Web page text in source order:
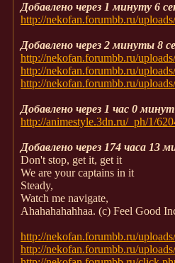
Добавлено через 1 минуту 6
http://nekofan.forumbb.ru/
Добавлено через 2 минуты 8
http://nekofan.forumbb.ru/
http://nekofan.forumbb.ru/
http://nekofan.forumbb.ru/
Добавлено через 1 час 0
http://animestyle.3dn.ru/_ph/1/
Добавлено через 174 часа 13
Don't stop, get it, get it
We are your captains in it
Steady,
Watch me navigate,
Ahahahahahhaa. (с) Feel Good
http://nekofan.forumbb.ru/
http://nekofan.forumbb.ru/